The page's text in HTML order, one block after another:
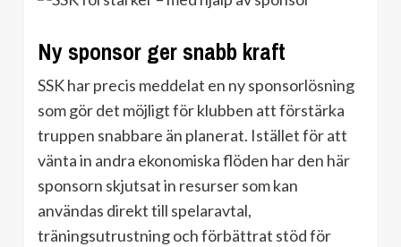
Ny sponsor ger snabb kraft
SSK har precis meddelat en ny sponsorlösning
som gör det möjligt för klubben att förstärka
truppen snabbare än planerat. Istället för att
vänta in andra ekonomiska flöden har den här
sponsorn skjutsat in resurser som kan
användas direkt till spelaravtal,
träningsutrustning och förbättrat stöd för